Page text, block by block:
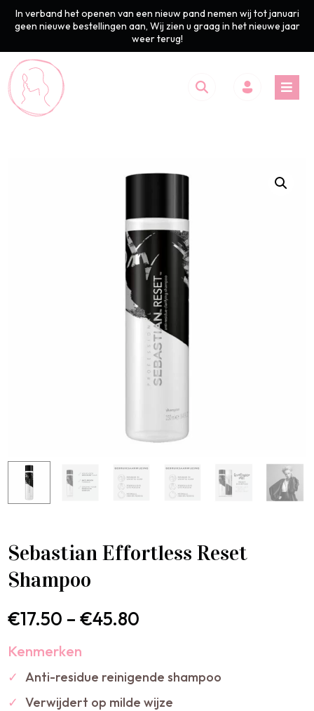
In verband het openen van een nieuw pand nemen wij tot januari
geen nieuwe bestellingen aan, Wij zien u graag in het nieuwe jaar
weer terug!
Sebastian Effortless Reset
Shampoo
€17.50 –€45.80
Kenmerken
✓
Anti-residue reinigende shampoo
✓ Verwijdert op milde wijze